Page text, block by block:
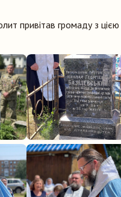
привітав громаду з